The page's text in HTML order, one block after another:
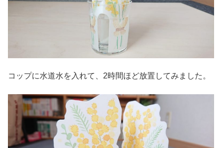
コップに水道水を入れて、2時間ほど放置してみました。